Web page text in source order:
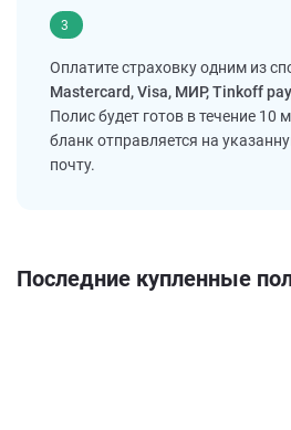
3
Оплатите страховку одним из
Mastercard, Visa, МИР, Tinkoff
Полис будет готов в течение 10
бланк отправляется на
почту.
Последние купленные